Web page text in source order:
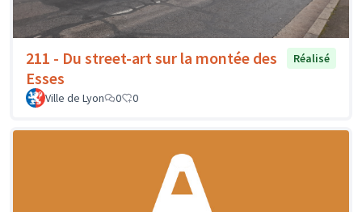
211 - Du street-art sur la montée des
Esses
Réalisé
Ville de Lyon 0 0